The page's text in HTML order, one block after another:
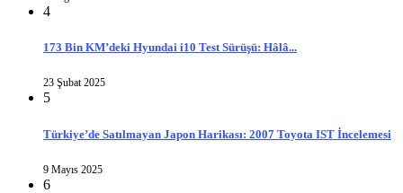
4
173 Bin KM’deki Hyundai i10 Test Sürüşü: Hâlâ...
23 Şubat 2025
5
Türkiye’de Satılmayan Japon Harikası: 2007 Toyota IST İncelemesi
9 Mayıs 2025
6